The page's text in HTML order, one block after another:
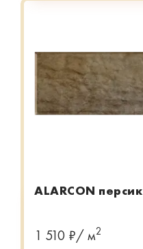
ALARCON персик
1 510 ₽/ м2